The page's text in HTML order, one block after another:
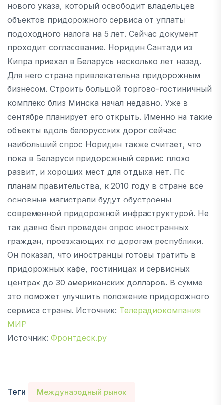
нового указа, который освободит владельцев
объектов придорожного сервиса от уплаты
подоходного налога на 5 лет. Сейчас документ
проходит согласование. Норидин Сантади из
Кипра приехал в Беларусь несколько лет назад.
Для него страна привлекательна придорожным
бизнесом. Строить большой торгово-гостиничный
комплекс близ Минска начал недавно. Уже в
сентябре планирует его открыть. Именно на такие
объекты вдоль белорусских дорог сейчас
наибольший спрос Норидин также считает, что
пока в Беларуси придорожный сервис плохо
развит, и хороших мест для отдыха нет. По
планам правительства, к 2010 году в стране все
основные магистрали будут обустроены
современной придорожной инфраструктурой. Не
так давно был проведен опрос иностранных
граждан, проезжающих по дорогам республики.
Он показал, что иностранцы готовы тратить в
придорожных кафе, гостиницах и сервисных
центрах до 30 американских долларов. В сумме
это поможет улучшить положение придорожного
сервиса страны. Источник: Телерадиокомпания
МИР
Источник: Фронтдеск.ру
Теги Международный рынок